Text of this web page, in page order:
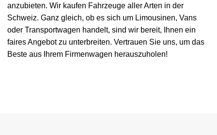
anzubieten. Wir kaufen Fahrzeuge aller Arten in der
Schweiz. Ganz gleich, ob es sich um Limousinen, Vans
oder Transportwagen handelt, sind wir bereit, Ihnen ein
faires Angebot zu unterbreiten. Vertrauen Sie uns, um das
Beste aus Ihrem Firmenwagen herauszuholen!